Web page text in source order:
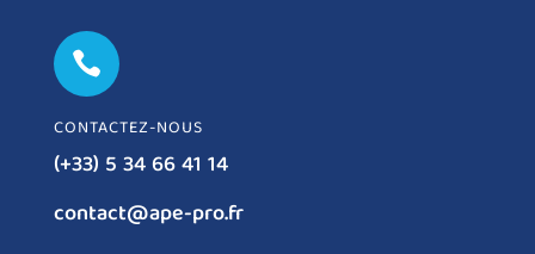

CONTACTEZ-NOUS
(+33) 5 34 66 41 14
contact@ape-pro.fr